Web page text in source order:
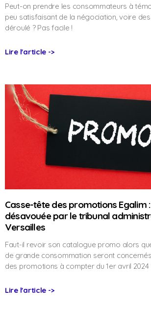
Peut-on prendre les consommateurs à
peu satisfaisant de la négociation, voire
déroulé ? Pas facile !
Lire l'article ->
Casse-tête des promotions Egalim :
désavouée par le tribunal
Versailles
Faut-il revoir son catalogue promo alors
de grande consommation seront
des promotions à compter du 1er avril 2024
Lire l'article ->